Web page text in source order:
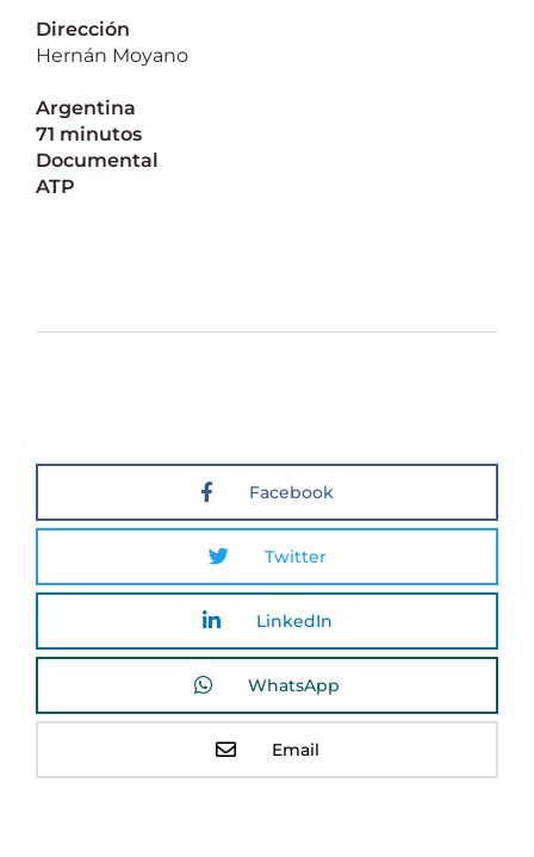
Dirección
Hernán Moyano
Argentina
71 minutos
Documental
ATP
Facebook
Twitter
LinkedIn
WhatsApp
Email